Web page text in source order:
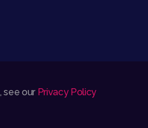
see our Privacy Policy